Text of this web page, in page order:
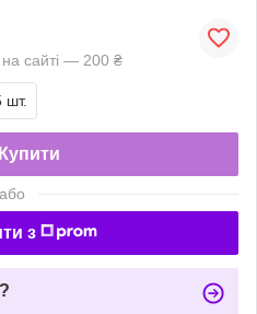
сайті — 200 ₴
шт.
Купити
або
з